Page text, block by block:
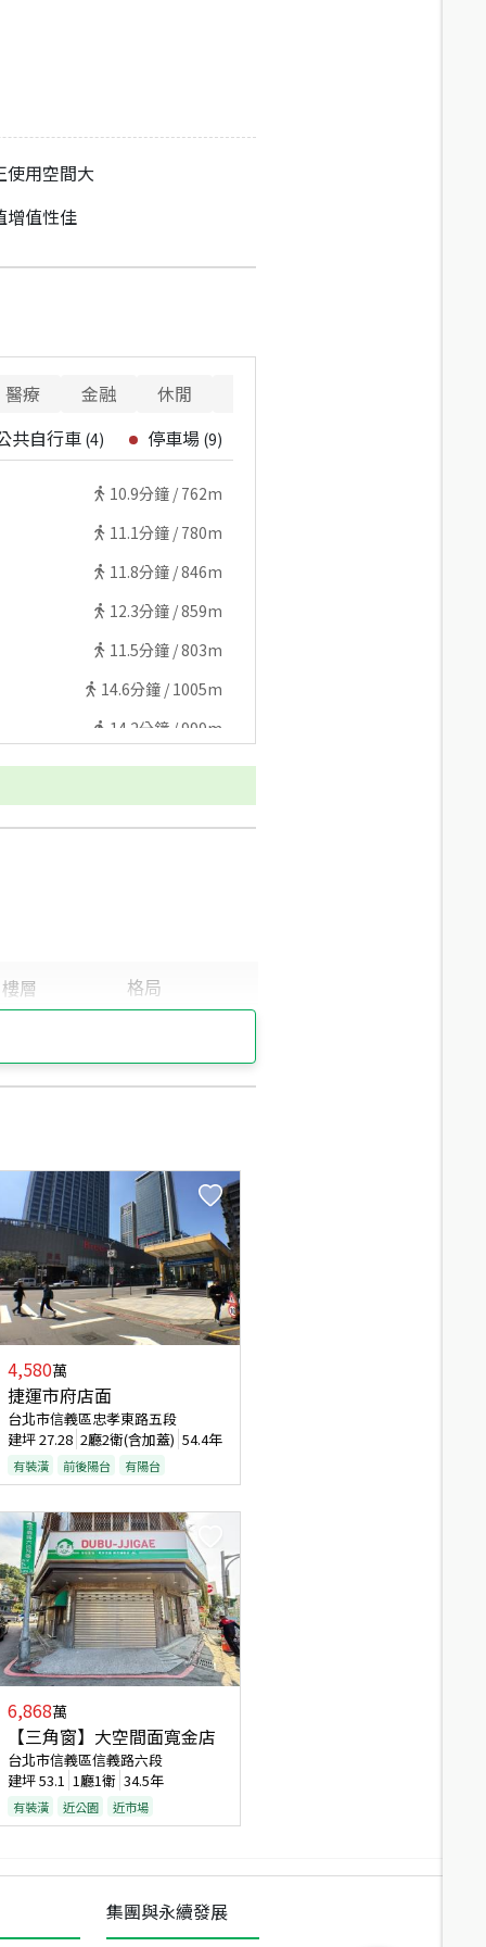
使用空間大
增值性佳
醫療 金融 休閒
共自行車 (4) 停車場 (9)
10.9分鐘 / 762m
11.1分鐘 / 780m
11.8分鐘 /846m
12.3分鐘 /859m
11.5分鐘 /803m
14.6分鐘 / 1005m
14.2分鐘 /999m
12.4分鐘 /819m
12.3分鐘 /816m
分鐘 /
16.2分鐘 /1094m
16.8分鐘 / 1143m
16.9分鐘 /1131m
21.1 分鐘 /1489m
4,580萬
捷運市府店面
台北市信義區忠孝東路五段
建坪27.28 2廳2衛(含加蓋) 54.4年
有裝潢 前後陽台 有陽台
6,868萬
【三角窗】大空間面寬金店
台北市信義區信義路六段
建坪53.1 1廳1衛 34.5年
有裝潢 近公園 近市場
集團與永續發展